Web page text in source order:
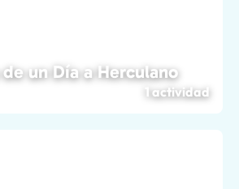
un Día a Herculano
1 actividad